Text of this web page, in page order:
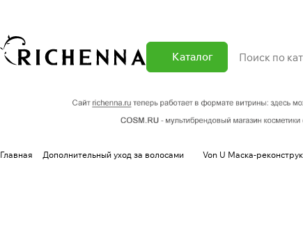
Каталог
Главная Дополнительный уход за волосами Von U Маска-